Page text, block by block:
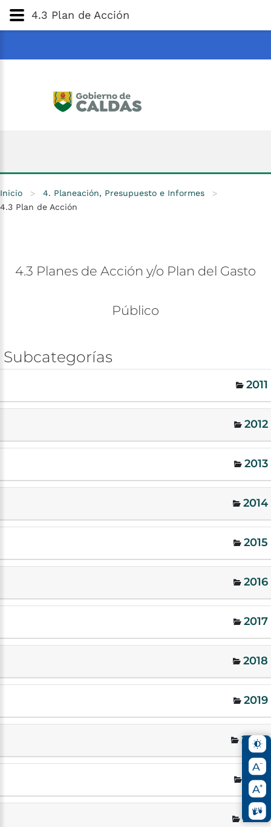
Gobernación
4.3 Plan de Acción
Inicio > 4. Planeación, Presupuesto e Informes
>
4.3 Plan de Acción
4.3 Planes de Acción y/o Plan del Gasto
Público
Subcategorías
2011
2012
2013
2014
2015
2016
2017
2018
2019
2020
2021
2022